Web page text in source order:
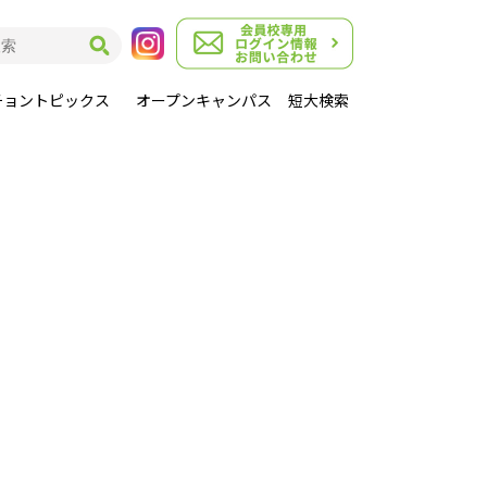
ントピックス オープンキャンパス 短大検索